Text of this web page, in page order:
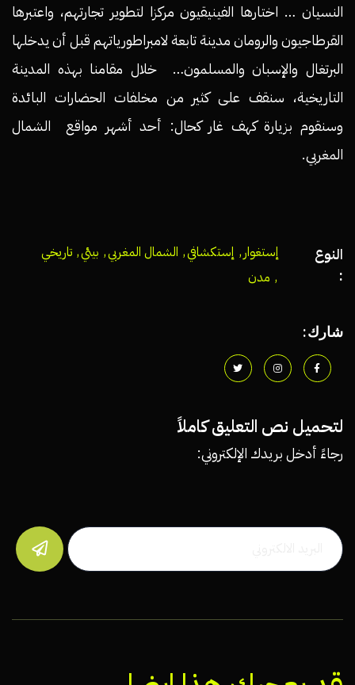
النسيان … اختارها الفينيقيون مركزا لتطوير تجارتهم، واعتبرها
القرطاجيون والرومان مدينة تابعة لامبراطورياتهم قبل أن يدخلها
البرتغال والإسبان والمسلمون…
خلال مقامنا بهذه المدينة
التاريخية، سنقف على كثير من مخلفات الحضارات البائدة
وسنقوم بزيارة كهف غار كحال: أحد أشهر مواقع الشمال
المغربي.
النوع
:
إستغوار , إستكشافي, الشمال المغربي, بيئي, تاريخي
, مدن
شارك:
لتحميل نص التعليق كاملاً
رجاءً أدخل بريدك الإلكتروني:
